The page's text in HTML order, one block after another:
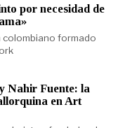
por necesidad de
formado
Nahir Fuente: la
en Art